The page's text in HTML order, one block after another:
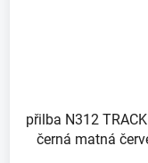
přilba N312 TRACK NOX
černá matná červená